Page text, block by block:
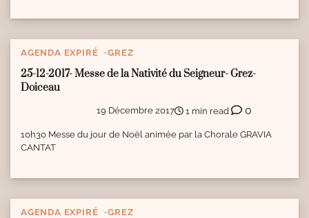
AGENDA EXPIRÉ GREZ
25-12-2017- Messe de la Nativité du Seigneur- Grez-
Doiceau
19 Décembre 2017 1 min read 0
10h30 Messe du jour de Noël animée par la Chorale GRAVIA
CANTAT
AGENDA EXPIRÉ GREZ